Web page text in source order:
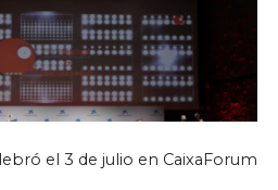
el 3 de julio en CaixaForum